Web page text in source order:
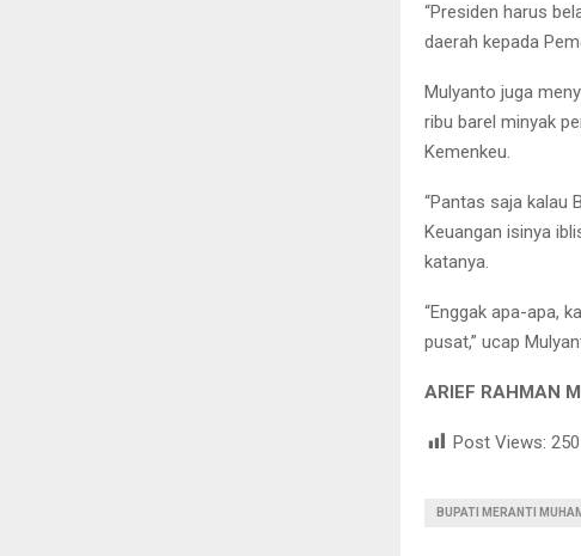
“Presiden harus
daerah kepada
Mulyanto juga
ribu barel minyak
Kemenkeu.
“Pantas saja kalau
Keuangan isinya
katanya.
“Enggak apa-apa,
pusat,” ucap
ARIEF RAHMAN
Post Views: 250
BUPATI MERANTI